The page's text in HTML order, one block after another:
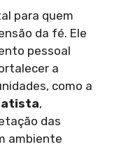
para quem
da fé. Ele
pessoal
a
como a
,
das
ambiente